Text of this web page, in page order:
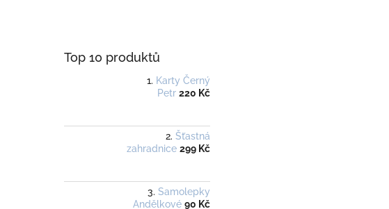
Top 10 produktů
Karty Černý
Petr 220 Kč
Šťastná
zahradnice 299 Kč
Samolepky
Andělkové 90 Kč